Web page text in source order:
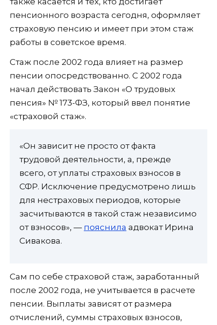
пенсионного возраста сегодня, оформляет
страховую пенсию и имеет при этом стаж
работы в советское время.
Стаж после 2002 года влияет на размер
пенсии опосредствованно. С 2002 года
начал действовать Закон «О трудовых
пенсия» № 173-ФЗ, который ввел понятие
«страховой стаж».
«Он зависит не просто от факта
трудовой деятельности, а, прежде
всего, от уплаты страховых взносов в
СФР. Исключение предусмотрено лишь
для нестраховых периодов, которые
засчитываются в такой стаж независимо
от взносов», — пояснила адвокат Ирина
Сивакова.
Сам по себе страховой стаж, заработанный
после 2002 года, не учитывается в расчете
пенсии. Выплаты зависят от размера
отчислений, суммы страховых взносов,